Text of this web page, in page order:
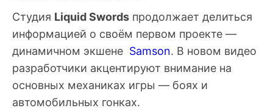
Студия Liquid Swords продолжает делиться
информацией о своём первом проекте —
динамичном экшене Samson. В новом видео
разработчики акцентируют внимание на
основных механиках игры — боях и
автомобильных гонках.